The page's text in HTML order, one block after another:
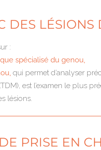
DES LÉSIONS
:
spécialisé du genou,
qui permet d’analyser
est l’examen le plus
lésions.
PRISE EN